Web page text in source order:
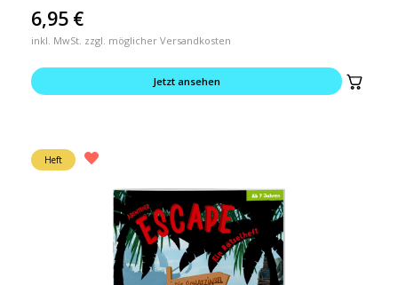
6,95 €
inkl. MwSt. zzgl. möglicher Versandkosten
Jetzt ansehen
Heft